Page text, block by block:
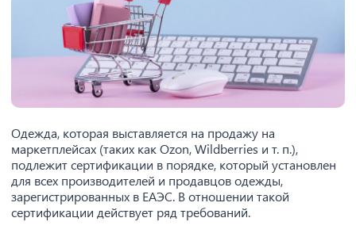
Одежда, которая выставляется на продажу на
маркетплейсах (таких как Ozon, Wildberries и т. п.),
подлежит сертификации в порядке, который установлен
для всех производителей и продавцов одежды,
зарегистрированных в ЕАЭС. В отношении такой
сертификации действует ряд требований.